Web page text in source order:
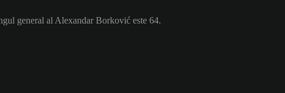
general al Alexandar Borković este 64.